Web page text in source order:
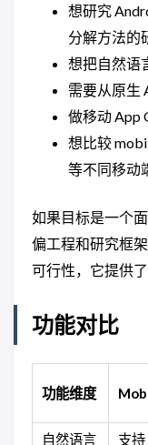
想研究
分解方法的
想把自然语
需要从原生
做移动 App
想比较
等不同移动
如果目标是一个
偏工程和研究框
可行性，它提供
功能对比
功能维度
自然语言 支持